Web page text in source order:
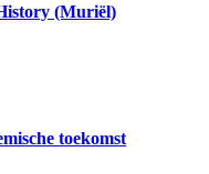
(Muriël)
toekomst